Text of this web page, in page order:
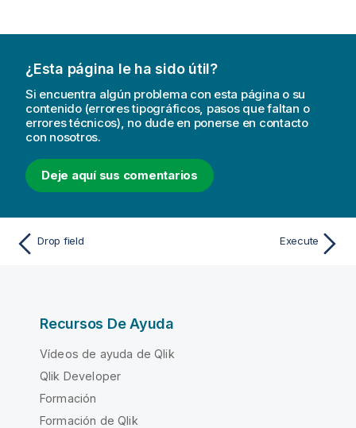
¿Esta página le ha sido útil?
Si encuentra algún problema con esta página o su
contenido (errores tipográficos, pasos que faltan o
errores técnicos), no dude en ponerse en contacto
con nosotros.
Deje aquí sus comentarios
Drop field Execute
Recursos De Ayuda
Vídeos de ayuda de Qlik
Qlik Developer
Formación
Formación de Qlik